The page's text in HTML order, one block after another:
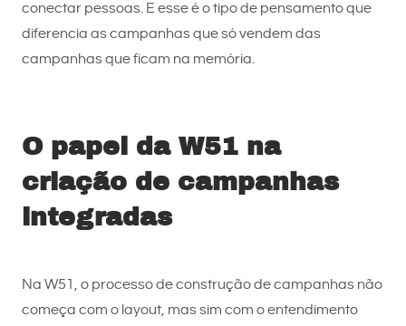
conectar pessoas. E esse é o tipo de pensamento que
diferencia as campanhas que só vendem das
campanhas que ficam na memória.
O papel da W51 na
criação de campanhas
integradas
Na W51, o processo de construção de campanhas não
começa com o layout, mas sim com o entendimento